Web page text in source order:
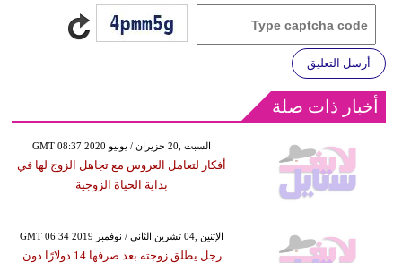
أرسل التعليق
أخبار ذات صلة
GMT 08:37 2020 السبت ,20 حزيران / يونيو
أفكار لتعامل العروس مع تجاهل الزوج لها في
بداية الحياة الزوجية
GMT 06:34 2019 الإثنين ,04 تشرين الثاني / نوفمبر
رجل يطلق زوجته بعد صرفها 14 دولارًا دون